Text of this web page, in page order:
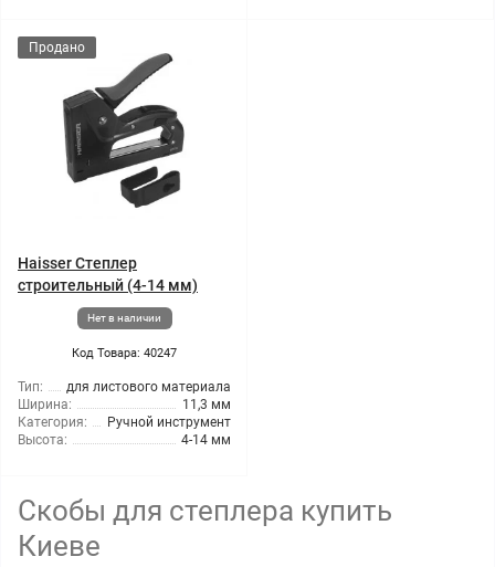
Продано
Haisser Степлер
строительный (4-14 мм)
Нет в наличии
Код Товара: 40247
Тип:
для листового материала
Ширина:
11,3 мм
Категория:
Ручной инструмент
Высота:
4-14 мм
Скобы для степлера купить
Киеве